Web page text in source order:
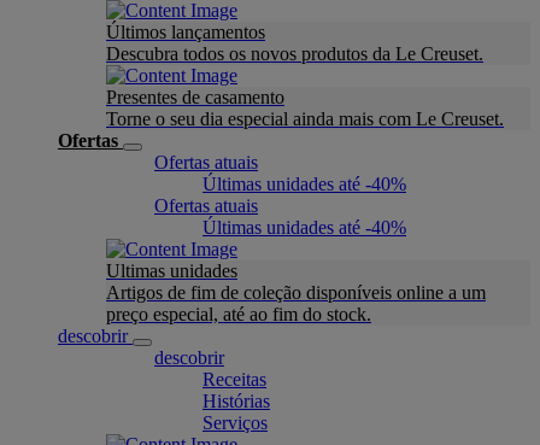
Últimos lançamentos
Descubra todos os novos produtos da Le Creuset.
Presentes de casamento
Torne o seu dia especial ainda mais com Le Creuset.
Ofertas
Ofertas atuais
Últimas unidades até -40%
Ofertas atuais
Últimas unidades até -40%
Ultimas unidades
Artigos de fim de coleção disponíveis online a um
preço especial, até ao fim do stock.
descobrir
descobrir
Receitas
Histórias
Serviços